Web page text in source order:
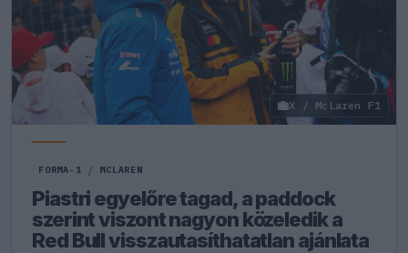
X / McLaren F1
FORMA-1 / MCLAREN
Piastri egyelőre tagad, a paddock
szerint viszont nagyon közeledik a
Red Bull visszautasíthatatlan ajánlata